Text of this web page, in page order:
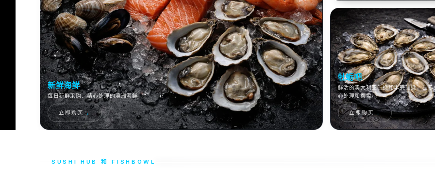
新鲜海鲜
每日新鲜采购、精心处理的澳洲海鲜
立即购买→
牡蛎吧
鲜活的澳大利亚生蚝和半壳生蚝，由专
心处理和摆盘。
立即购买 →
SUSHI HUB 和 FISHBOWL